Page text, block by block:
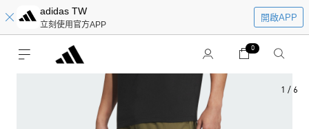
adidas TW
立刻使用官方APP
開啟APP
0
1 / 6